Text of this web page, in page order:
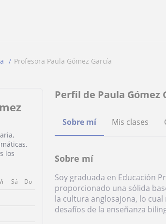
Profesora Paula Gómez García
los
Sá
Do
Perfil de Paula Gómez
Sobre mí Mis clases
Sobre mí
Soy graduada en Educación
proporcionado una sólida
la cultura anglosajona, lo
desafíos de la enseñanza